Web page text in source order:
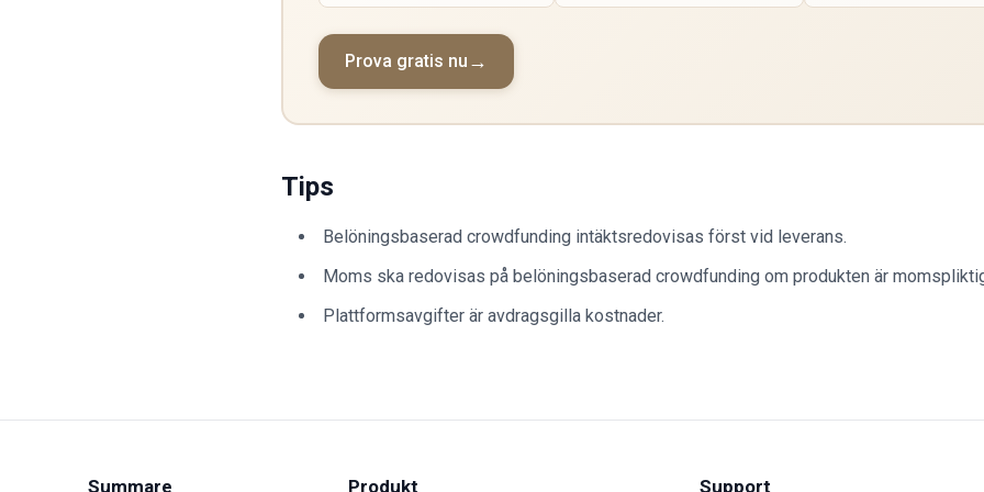
Prova gratis nu
Tips
Belöningsbaserad crowdfunding intäktsredovisas först vid leverans.
Moms ska redovisas på belöningsbaserad crowdfunding om produkten är
Plattformsavgifter är avdragsgilla kostnader.
Summare Produkt Support